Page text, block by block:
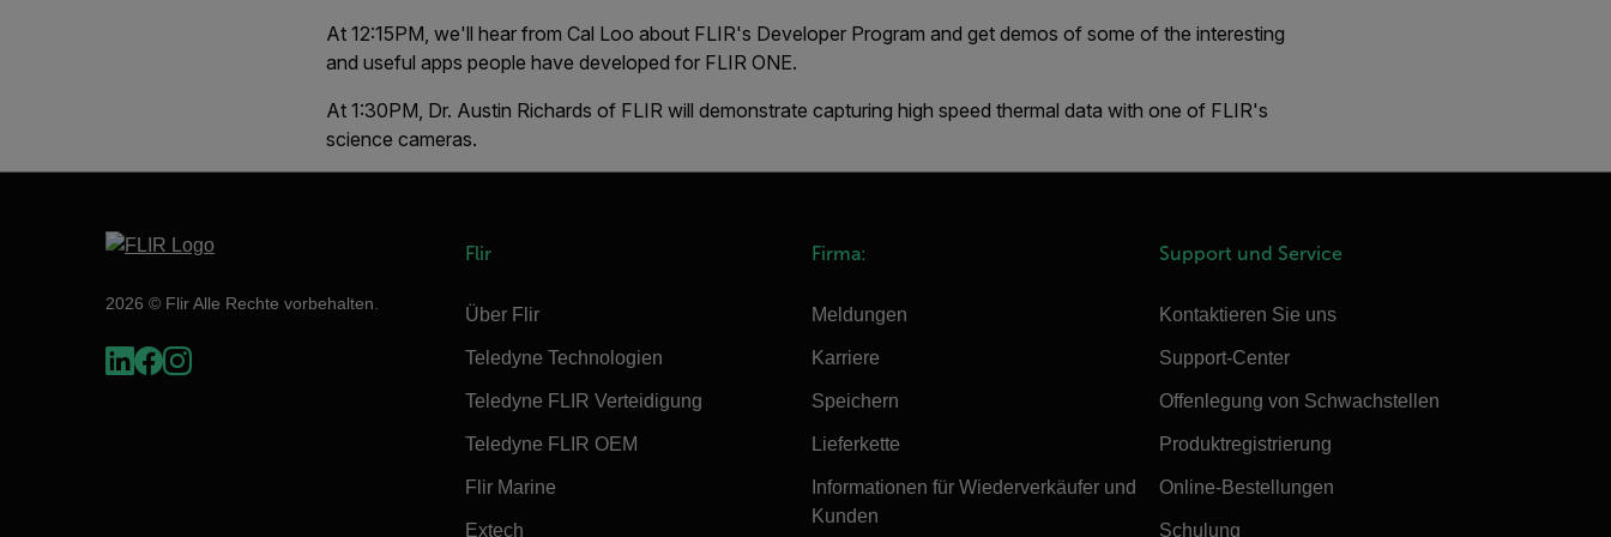
At 12:15PM, we'll hear from Cal Loo about FLIR's Developer Program and get demos of some of the interesting
and useful apps people have developed for FLIR ONE.
At 1:30PM, Dr. Austin Richards of FLIR will demonstrate capturing high speed thermal data with one of FLIR's
science cameras.
2026 © Flir Alle Rechte vorbehalten.
Flir
Über Flir
Teledyne Technologien
Teledyne FLIR Verteidigung
Teledyne FLIR OEM
Flir Marine
Extech
Firma:
Meldungen
Karriere
Speichern
Lieferkette
Informationen für Wiederverkäufer und
Kunden
Support und Service
Kontaktieren Sie uns
Support-Center
Offenlegung von Schwachstellen
Produktregistrierung
Online-Bestellungen
Schulung